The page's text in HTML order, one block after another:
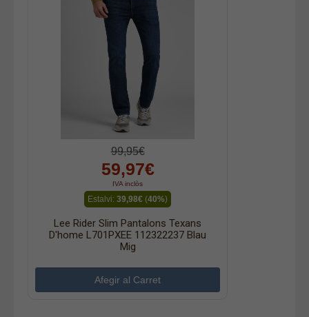
99,95€
59,97€
IVA inclòs
Estalvi: 39,98€ (40%)
Lee Rider Slim Pantalons Texans
D'home L701PXEE 112322237 Blau
Mig